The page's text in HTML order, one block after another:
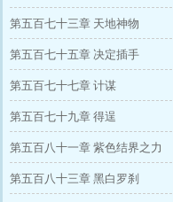
第五百七十三章 天地神物
第五百七十五章 决定插手
第五百七十七章 计谋
第五百七十九章 得逞
第五百八十一章 紫色结界之力
第五百八十三章 黑白罗刹